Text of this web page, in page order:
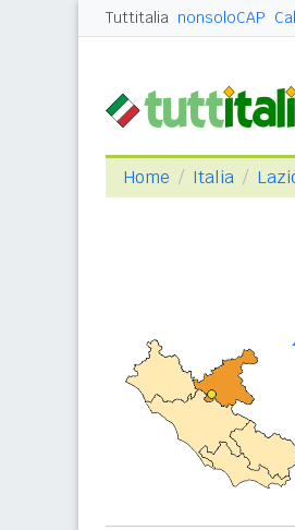
Tuttitalia nonsoloCAP
Home Italia